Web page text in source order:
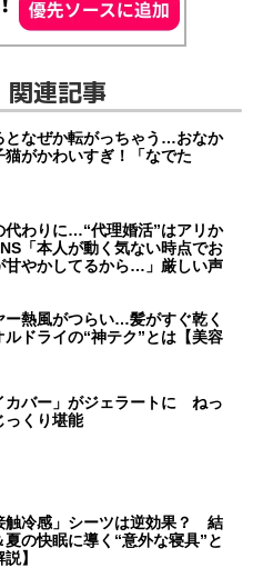
関連記事
となぜか転がっちゃう…おなか
猫がかわいすぎ！「なでた
代わりに…“代理婚活”はアリか
「本人が動く気ない時点でお
甘やかしてるから…」厳しい声
ー熱風がつらい…髪がすぐ乾く
ルドライの“神テク”とは【美容
カバー」がジェラートに ねっ
っくり堪能
触冷感」シーツは逆効果？ 結
夏の快眠に導く“意外な寝具”と
】